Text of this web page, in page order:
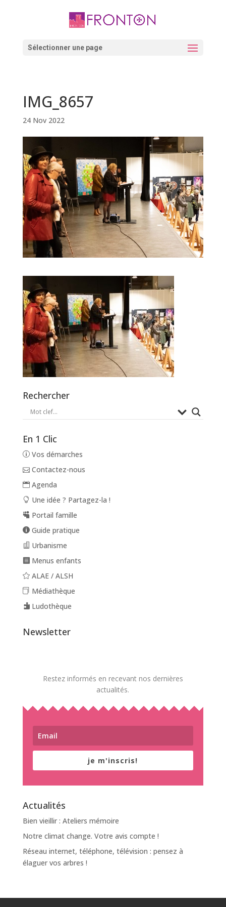
Sélectionner une page
IMG_8657
24 Nov 2022
Rechercher
En 1 Clic
Vos démarches
Contactez-nous
Agenda
Une idée ? Partagez-la !
Portail famille
Guide pratique
Urbanisme
Menus enfants
ALAE / ALSH
Médiathèque
Ludothèque
Newsletter
Restez informés en recevant nos dernières
actualités.
je m'inscris!
Actualités
Bien vieillir : Ateliers mémoire
Notre climat change. Votre avis compte !
Réseau internet, téléphone, télévision : pensez à
élaguer vos arbres !